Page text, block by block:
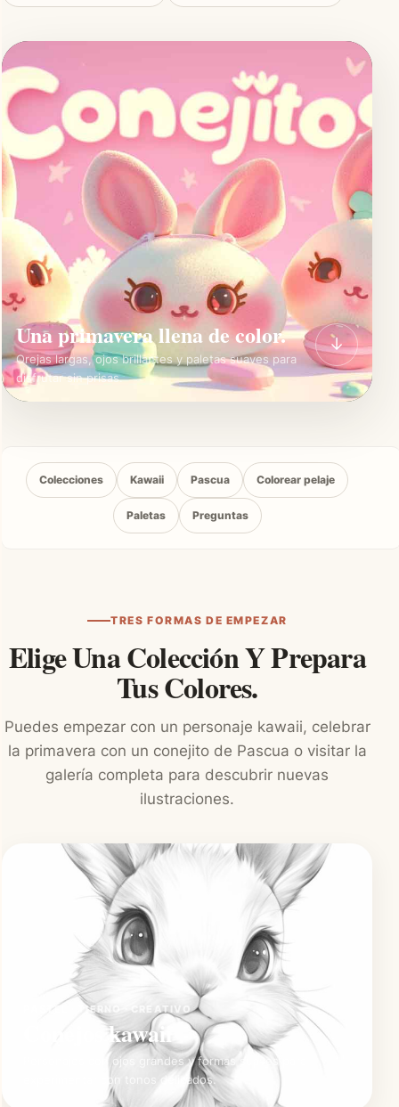
Una primavera llena de color.
Orejas largas, ojos brillantes y paletas suaves para
disfrutar sin prisas.
↓
Colecciones Kawaii Pascua Colorear pelaje
Paletas Preguntas
TRES FORMAS DE EMPEZAR
Elige Una Colección Y Prepara
Tus Colores.
Puedes empezar con un personaje kawaii, celebrar
la primavera con un conejito de Pascua o visitar la
galería completa para descubrir nuevas
ilustraciones.
PASTEL · TIERNO · CREATIVO
Conejos kawaii
Personajes con ojos grandes y formas suaves para
experimentar con tonos delicados.